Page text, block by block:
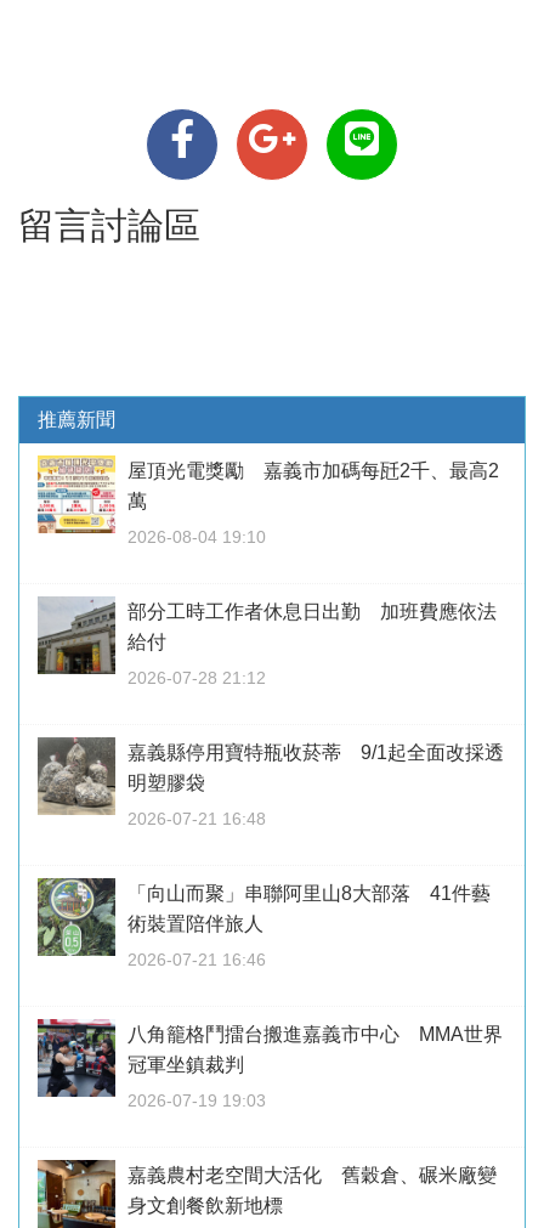
留言討論區
推薦新聞
屋頂光電獎勵 嘉義市加碼每瓩2千、最高2
萬
2026-08-04 19:10
部分工時工作者休息日出勤 加班費應依法
給付
2026-07-28 21:12
嘉義縣停用寶特瓶收菸蒂 9/1起全面改採透
明塑膠袋
2026-07-21 16:48
「向山而聚」串聯阿里山8大部落 41件藝
術裝置陪伴旅人
2026-07-21 16:46
八角籠格鬥擂台搬進嘉義市中心 MMA世界
冠軍坐鎮裁判
2026-07-19 19:03
嘉義農村老空間大活化 舊穀倉、碾米廠變
身文創餐飲新地標